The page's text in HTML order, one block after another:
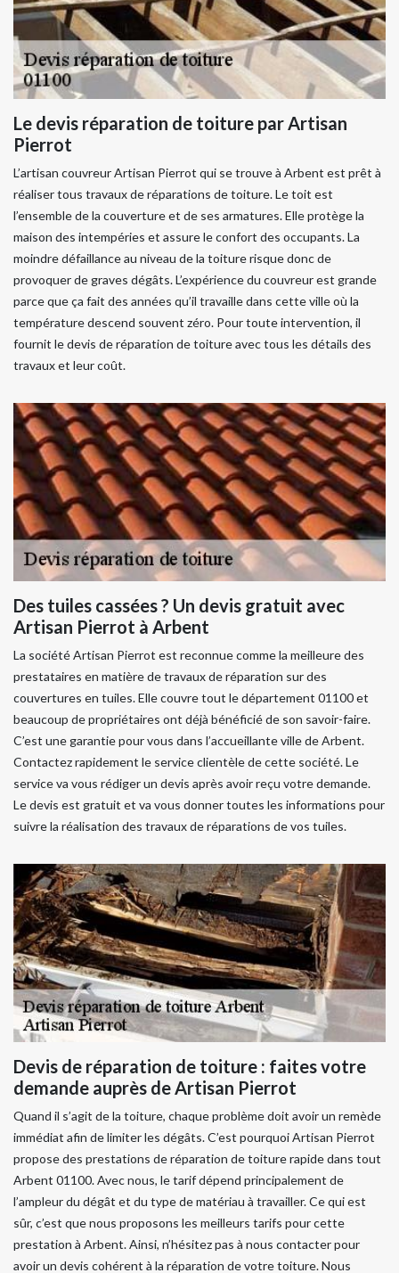
Le devis réparation de toiture par Artisan
Pierrot
L’artisan couvreur Artisan Pierrot qui se trouve à Arbent est prêt à
réaliser tous travaux de réparations de toiture. Le toit est
l’ensemble de la couverture et de ses armatures. Elle protège la
maison des intempéries et assure le confort des occupants. La
moindre défaillance au niveau de la toiture risque donc de
provoquer de graves dégâts. L’expérience du couvreur est grande
parce que ça fait des années qu’il travaille dans cette ville où la
température descend souvent zéro. Pour toute intervention, il
fournit le devis de réparation de toiture avec tous les détails des
travaux et leur coût.
Des tuiles cassées ? Un devis gratuit avec
Artisan Pierrot à Arbent
La société Artisan Pierrot est reconnue comme la meilleure des
prestataires en matière de travaux de réparation sur des
couvertures en tuiles. Elle couvre tout le département 01100 et
beaucoup de propriétaires ont déjà bénéficié de son savoir-faire.
C’est une garantie pour vous dans l’accueillante ville de Arbent.
Contactez rapidement le service clientèle de cette société. Le
service va vous rédiger un devis après avoir reçu votre demande.
Le devis est gratuit et va vous donner toutes les informations pour
suivre la réalisation des travaux de réparations de vos tuiles.
Devis de réparation de toiture : faites votre
demande auprès de Artisan Pierrot
Quand il s’agit de la toiture, chaque problème doit avoir un remède
immédiat afin de limiter les dégâts. C’est pourquoi Artisan Pierrot
propose des prestations de réparation de toiture rapide dans tout
Arbent 01100. Avec nous, le tarif dépend principalement de
l’ampleur du dégât et du type de matériau à travailler. Ce qui est
sûr, c’est que nous proposons les meilleurs tarifs pour cette
prestation à Arbent. Ainsi, n’hésitez pas à nous contacter pour
avoir un devis cohérent à la réparation de votre toiture. Nous